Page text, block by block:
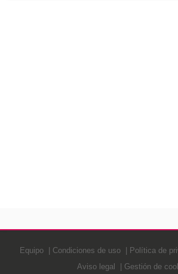
Equipo Condiciones de uso Política de
Aviso legal
Gestión de